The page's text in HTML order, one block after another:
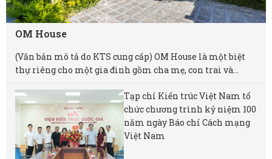
OM House
(Văn bản mô tả do KTS cung cấp) OM House là một biệt
thự riêng cho một gia đình gồm cha mẹ, con trai và...
Tạp chí Kiến trúc Việt Nam tổ
chức chương trình kỷ niệm 100
năm ngày Báo chí Cách mạng
Việt Nam